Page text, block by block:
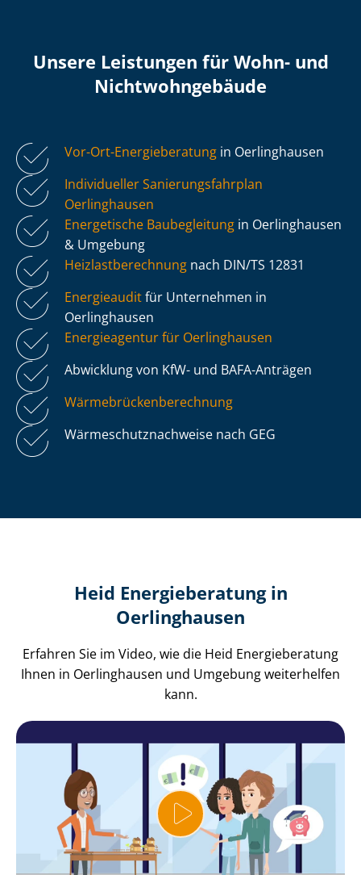
Unsere Leistungen für Wohn- und
Nicht­wohn­ge­bäu­de
Vor-Ort-Energieberatung in Oerlinghausen
Individueller Sa­nie­rungs­fahr­plan
Oerlinghausen
Energetische Baubegleitung in Oerlinghausen
& Umgebung
Heiz­last­be­rech­nung nach DIN/TS 12831
Energieauditfür Unternehmen in
Oerlinghausen
Energieagentur für Oerlinghausen
Abwicklung von KfW- und BAFA-Anträgen
Wär­me­brü­cken­be­rech­nung
Wär­me­schutz­nach­wei­se nach GEG
Heid Energieberatung in
Oerlinghausen
Erfahren Sie im Video, wie die Heid Energieberatung
Ihnen in Oerlinghausen und Umgebung weiterhelfen
kann.